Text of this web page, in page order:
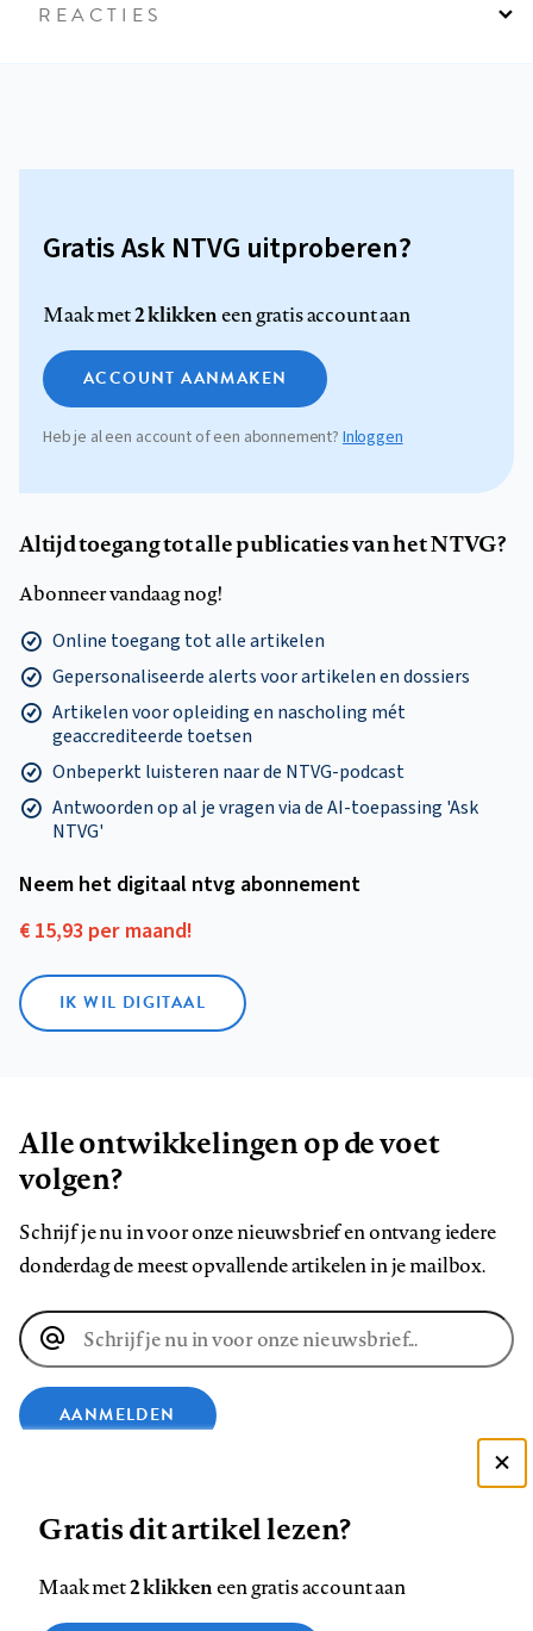
REACTIES
Gratis Ask NTVG uitproberen?
Maak met2 klikkeneen gratis account aan
ACCOUNT AANMAKEN
Heb je al een account of een abonnement?Inloggen
Altijd toegang tot alle publicaties van het NTVG?
Abonneer vandaag nog!
Online toegang tot alle artikelen
Gepersonaliseerde alerts voor artikelen en dossiers
Artikelen voor opleiding en nascholing mét
geaccrediteerde toetsen
Onbeperkt luisteren naar de NTVG-podcast
Antwoorden op al je vragen via de AI-toepassing 'Ask
NTVG'
Neem het digitaal ntvg abonnement
€ 15,93 per maand!
IK WIL DIGITAAL
Alle ontwikkelingen op de voet
volgen?
Schrijf je nu in voor onze nieuwsbrief en ontvang iedere
donderdag de meest opvallende artikelen in je mailbox.
E-
mailadres
AANMELDEN
ons
Zie onze cookie policy
Gratis dit artikel lezen?
Maak met2 klikkeneen gratis account aan